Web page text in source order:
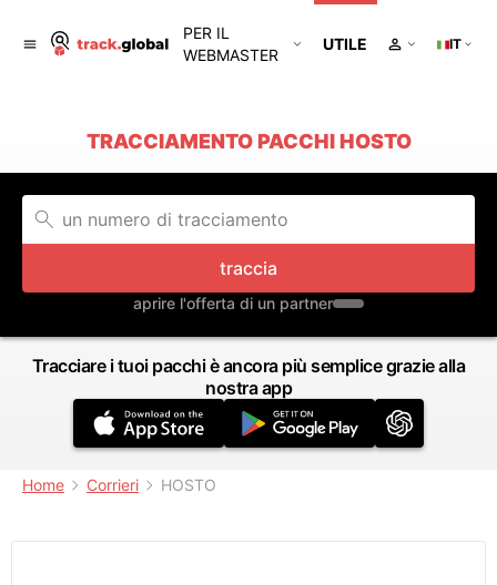
PER IL
WEBMASTER
UTILE IT
TRACCIAMENTO PACCHI HOSTO
traccia
aprire l'offerta di un partner
Tracciare i tuoi pacchi è ancora più semplice grazie alla
nostra app
Home Corrieri HOSTO